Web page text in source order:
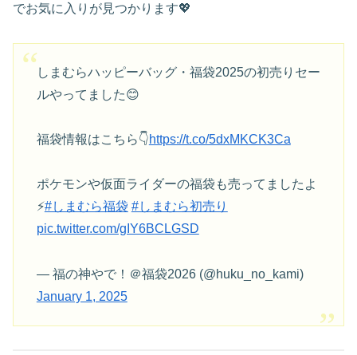
でお気に入りが見つかります💖
しまむらハッピーバッグ・福袋2025の初売りセー
ルやってました😊
福袋情報はこちら👇https://t.co/5dxMKCK3Ca
ポケモンや仮面ライダーの福袋も売ってましたよ
⚡️#しまむら福袋 #しまむら初売り
pic.twitter.com/gIY6BCLGSD
— 福の神やで！＠福袋2026 (@huku_no_kami)
January 1, 2025